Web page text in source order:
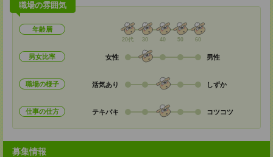
職場の雰囲気
年齢層
20代 30 40 50 60
男女比率 女性 男性
職場の様子 活気あり しずか
仕事の仕方 テキパキ コツコツ
募集情報